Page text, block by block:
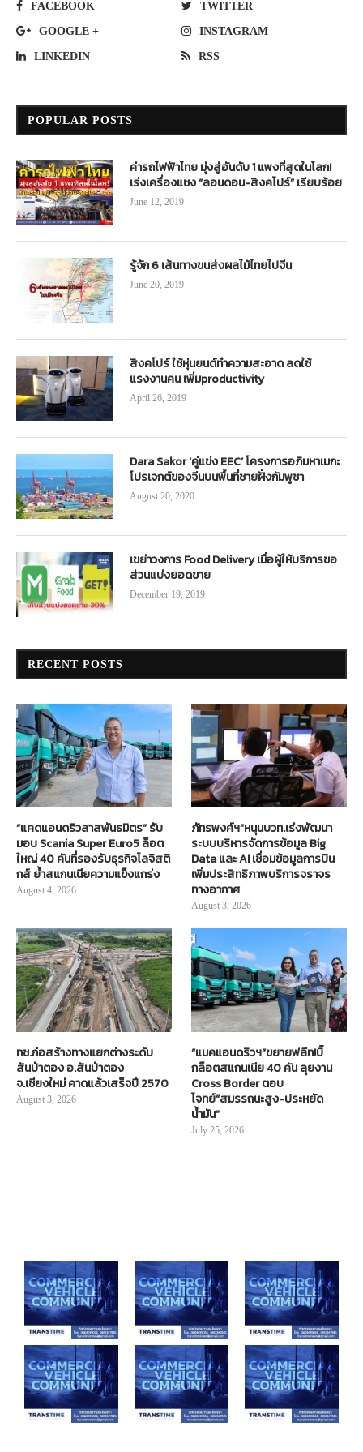
FACEBOOK TWITTER
GOOGLE + INSTAGRAM
LINKEDIN RSS
POPULAR POSTS
ค่ารถไฟฟ้าไทย มุ่งสู่อันดับ 1 แพงที่สุดในโลก!
เร่งเครื่องแซง “ลอนดอน-สิงคโปร์” เรียบร้อย
June 12, 2019
รู้จัก 6 เส้นทางขนส่งผลไม้ไทยไปจีน
June 20, 2019
สิงคโปร์ ใช้หุ่นยนต์ทำความสะอาด ลดใช้
แรงงานคน เพิ่มproductivity
April 26, 2019
Dara Sakor ‘คู่แข่ง EEC’ โครงการอภิมหาเมกะ
โปรเจกต์ของจีนบนพื้นที่ชายฝั่งกัมพูชา
August 20, 2020
เขย่าวงการ Food Delivery เมื่อผู้ให้บริการขอ
ส่วนแบ่งยอดขาย
December 19, 2019
RECENT POSTS
“แคดแอนดริวลาสพันธมิตร” รับ
มอบ Scania Super Euro5 ล็อต
ใหญ่ 40 คันที่รองรับธุรกิจโลจิสติ
กส์ ย้ำสแกนเนียความแข็งแกร่ง
August 4, 2026
ภัทรพงศ์ฯ”หนุนบวท.เร่งพัฒนา
ระบบบริหารจัดการข้อมูล Big
Data และ AI เชื่อมข้อมูลการบิน
เพิ่มประสิทธิภาพบริการจราจร
ทางอากาศ
August 3, 2026
ทช.ก่อสร้างทางแยกต่างระดับ
สันป่าตอง อ.สันป่าตอง
จ.เชียงใหม่ คาดแล้วเสร็จปี 2570
August 3, 2026
“แมคแอนดริวฯ”ขยายฟลีท!บิ๊
กล็อตสแกนเนีย 40 คัน ลุยงาน
Cross Border ตอบ
โจทย์“สมรรถนะสูง-ประหยัด
น้ำมัน”
July 25, 2026